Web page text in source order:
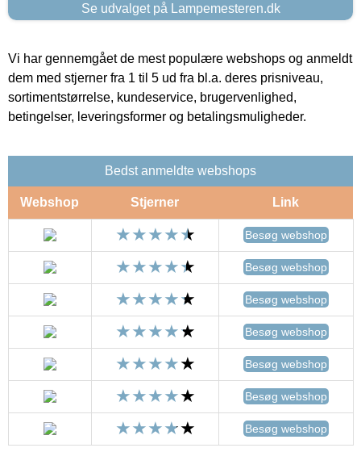
Se udvalget på Lampemesteren.dk
Vi har gennemgået de mest populære webshops og anmeldt
dem med stjerner fra 1 til 5 ud fra bl.a. deres prisniveau,
sortimentstørrelse, kundeservice, brugervenlighed,
betingelser, leveringsformer og betalingsmuligheder.
Bedst anmeldte webshops
Webshop Stjerner Link
Besøg webshop
Besøg webshop
Besøg webshop
Besøg webshop
Besøg webshop
Besøg webshop
Besøg webshop